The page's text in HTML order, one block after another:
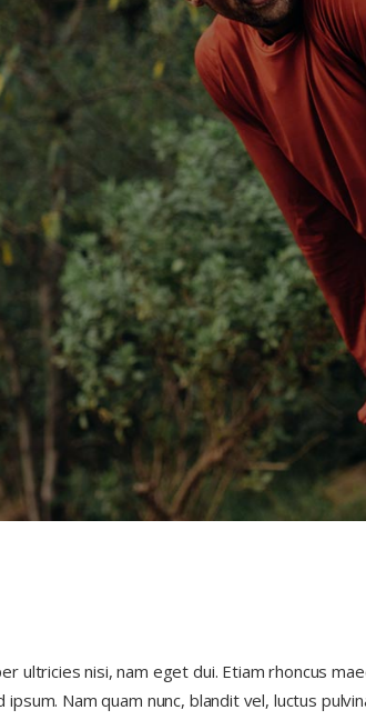
ultricies nisi, nam eget dui. Etiam rhoncus
Nam quam nunc, blandit vel, luctus